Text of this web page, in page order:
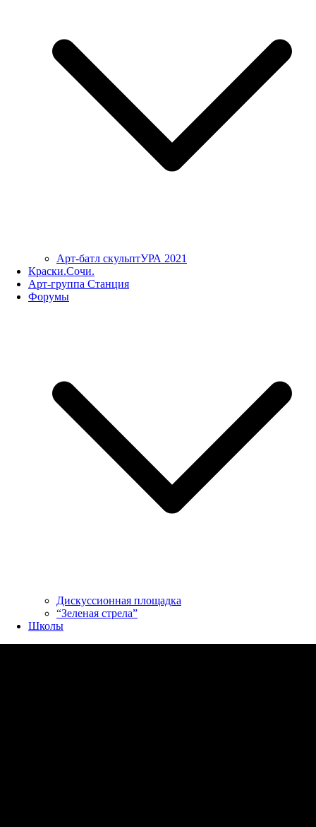
Арт-батл скульптУРА 2021
Краски.Сочи.
Арт-группа Станция
Форумы
Дискуссионная площадка
“Зеленая стрела”
Школы